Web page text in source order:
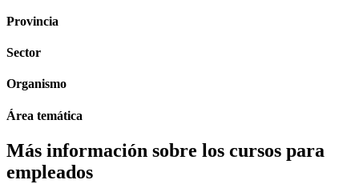
Provincia
Sector
Organismo
Área temática
Más información sobre los cursos para
empleados